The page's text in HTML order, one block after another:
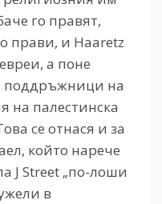
го правят,
прави, и Haaretz
а поне
поддръжници на
на палестинска
се отнася и за
който нарече
J Street „по-лоши
в